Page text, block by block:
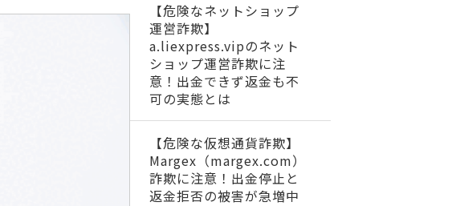
【危険なネットショップ
運営詐欺】
a.liexpress.vipのネット
ショップ運営詐欺に注
意！出金できず返金も不
可の実態とは
【危険な仮想通貨詐欺】
Margex（margex.com）
詐欺に注意！出金停止と
返金拒否の被害が急増中